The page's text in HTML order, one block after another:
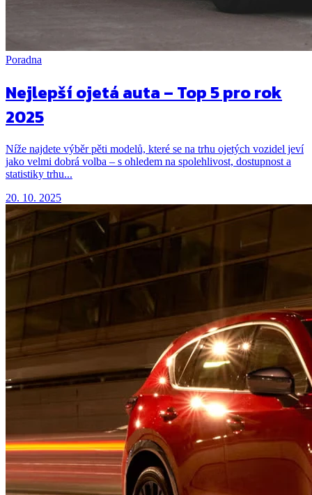
Poradna
Nejlepší ojetá auta – Top 5 pro rok
2025
Níže najdete výběr pěti modelů, které se na trhu ojetých vozidel jeví
jako velmi dobrá volba – s ohledem na spolehlivost, dostupnost a
statistiky trhu...
20. 10. 2025